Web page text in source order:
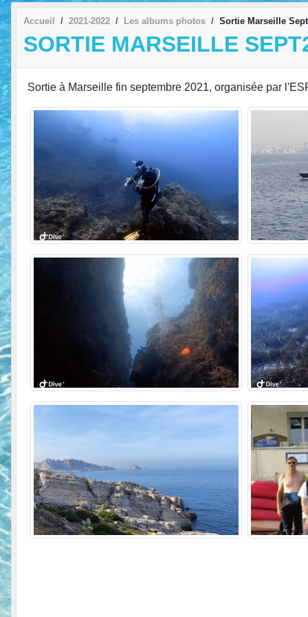
Accueil 2021-2022 Les albums photos Sortie Marseille
SORTIE MARSEILLE
Sortie à Marseille fin septembre 2021, organisée par